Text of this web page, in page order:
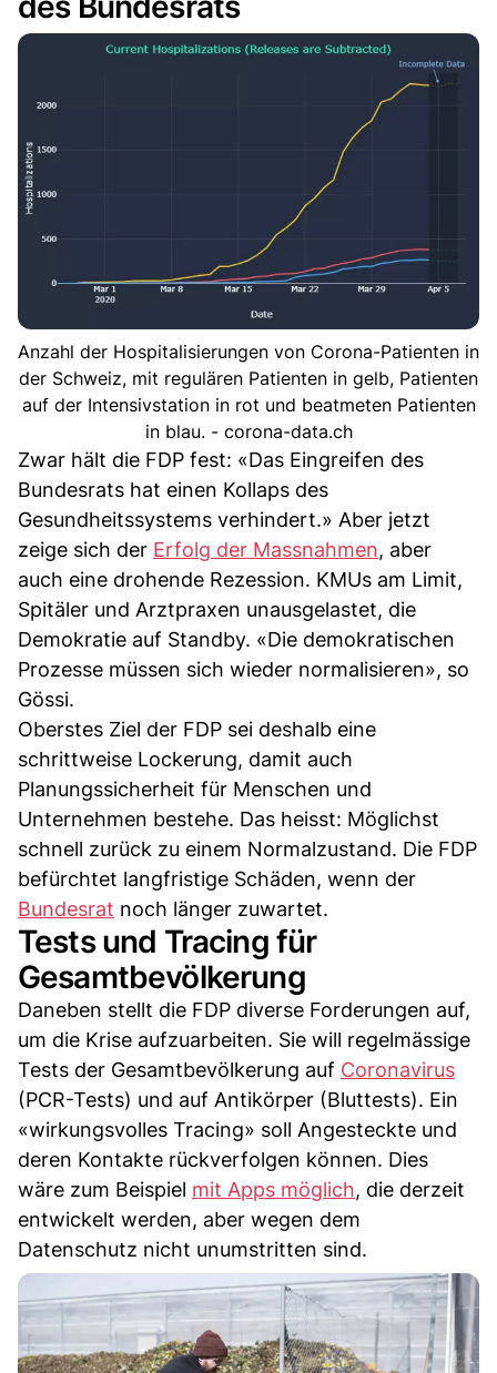
Anzahl der Hospitalisierungen von Corona-Patienten in
der Schweiz, mit regulären Patienten in gelb, Patienten
auf der Intensivstation in rot und beatmeten Patienten
in blau. - corona-data.ch
Zwar hält die FDP fest: «Das Eingreifen des
Bundesrats hat einen Kollaps des
Gesundheitssystems verhindert.» Aber jetzt
zeige sich der Erfolg der Massnahmen, aber
auch eine drohende Rezession. KMUs am Limit,
Spitäler und Arztpraxen unausgelastet, die
Demokratie auf Standby. «Die demokratischen
Prozesse müssen sich wieder normalisieren», so
Gössi.
Oberstes Ziel der FDP sei deshalb eine
schrittweise Lockerung, damit auch
Planungssicherheit für Menschen und
Unternehmen bestehe. Das heisst: Möglichst
schnell zurück zu einem Normalzustand. Die FDP
befürchtet langfristige Schäden, wenn der
Bundesrat noch länger zuwartet.
Tests und Tracing für
Gesamtbevölkerung
Daneben stellt die FDP diverse Forderungen auf,
um die Krise aufzuarbeiten. Sie will regelmässige
Tests der Gesamtbevölkerung auf Coronavirus
(PCR-Tests) und auf Antikörper (Bluttests). Ein
«wirkungsvolles Tracing» soll Angesteckte und
deren Kontakte rückverfolgen können. Dies
wäre zum Beispiel mit Apps möglich, die derzeit
entwickelt werden, aber wegen dem
Datenschutz nicht unumstritten sind.